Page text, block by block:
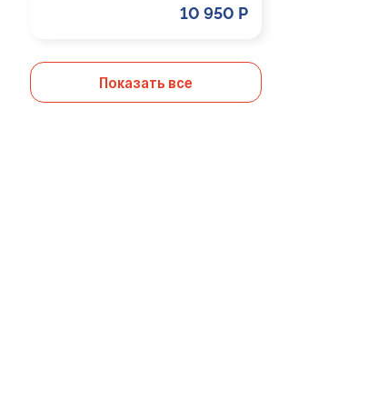
10 950 Р
Показать все